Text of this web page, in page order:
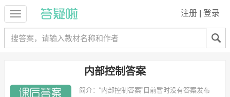
注册 登录
内部控制答案
简介： “内部控制答案”目前暂时没有答案发布